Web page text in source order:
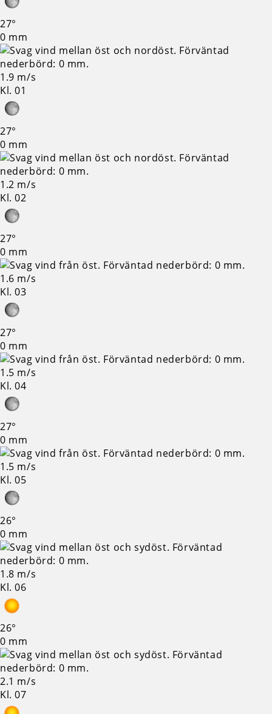
27°
0 mm
1.9 m/s
Kl. 01
27°
0 mm
1.2 m/s
Kl. 02
27°
0 mm
1.6 m/s
Kl. 03
27°
0 mm
1.5 m/s
Kl. 04
27°
0 mm
1.5 m/s
Kl. 05
26°
0 mm
1.8 m/s
Kl. 06
26°
0 mm
2.1 m/s
Kl. 07